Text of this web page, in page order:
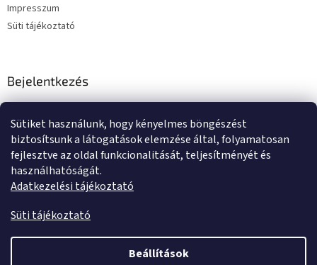
Sütiket használunk, hogy kényelmes böngészést
biztosítsunk a látogatások elemzése által, folyamatosan
fejlesztve az oldal funkcionalitását, teljesítményét és
használhatóságát.
Adatkezelési tájékoztató
Süti tájékoztató
Beállítások
Impresszum
Süti tájékoztató
Bejelentkezés
E-mail
Jelszó
BEJELENTKEZÉS
Új regisztrációElfelejtett jelszó
Shoptet készítette